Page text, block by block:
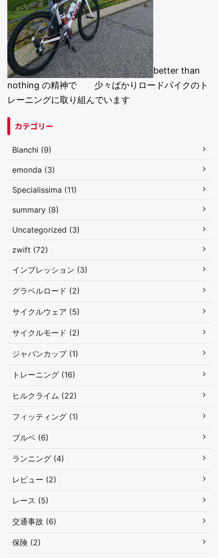
better than
nothing の精神で 少々ばかりロードバイクのト
レーニングに取り組んでいます
カテゴリー
Bianchi (9)
emonda (3)
Specialissima (11)
summary (8)
Uncategorized (3)
zwift (72)
インプレッション (3)
グラベルロード (2)
サイクルウェア (5)
サイクルモード (2)
ジャパンカップ (1)
トレーニング (16)
ヒルクライム (22)
フィッティング (1)
ブルベ (6)
ランニング (4)
レビュー (2)
レース (5)
交通事故 (6)
保険 (2)